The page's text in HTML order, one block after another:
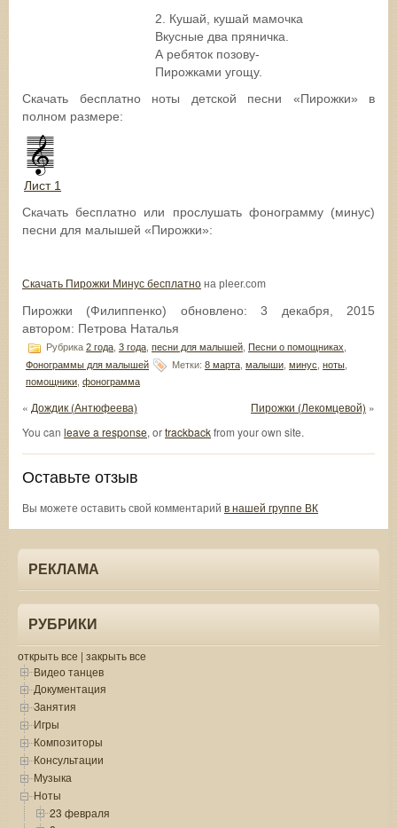
2. Кушай, кушай мамочка
Вкусные два пряничка.
А ребяток позову-
Пирожками угощу.
Скачать бесплатно ноты детской песни «Пирожки» в
полном размере:
Лист 1
Скачать бесплатно или прослушать фонограмму (минус)
песни для малышей «Пирожки»:
Cкачать Пирожки Минус бесплатно на pleer.com
Пирожки (Филиппенко) обновлено:3 декабря, 2015
автором: Петрова Наталья
Рубрика 2 года 3 года песни для малышей Песни о помощниках
Фонограммы для малышей
Метки: 8 марта малыши минус ноты
помощники фонограмма
« Дождик (Антюфеева) Пирожки (Лекомцевой) »
You can leave a response, ortrackbackfrom your own site.
Оставьте отзыв
Вы можете оставить свой комментарий в нашей группе ВК
РЕКЛАМА
РУБРИКИ
открыть все | закрыть все
Видео танцев
Документация
Занятия
Игры
Композиторы
Консультации
Музыка
Ноты
23 февраля